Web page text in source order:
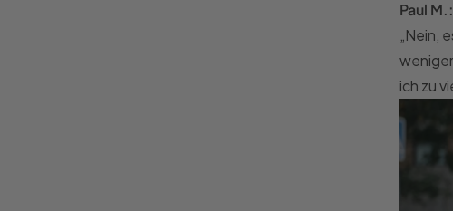
Paul M.:
„Nein,
ich zu